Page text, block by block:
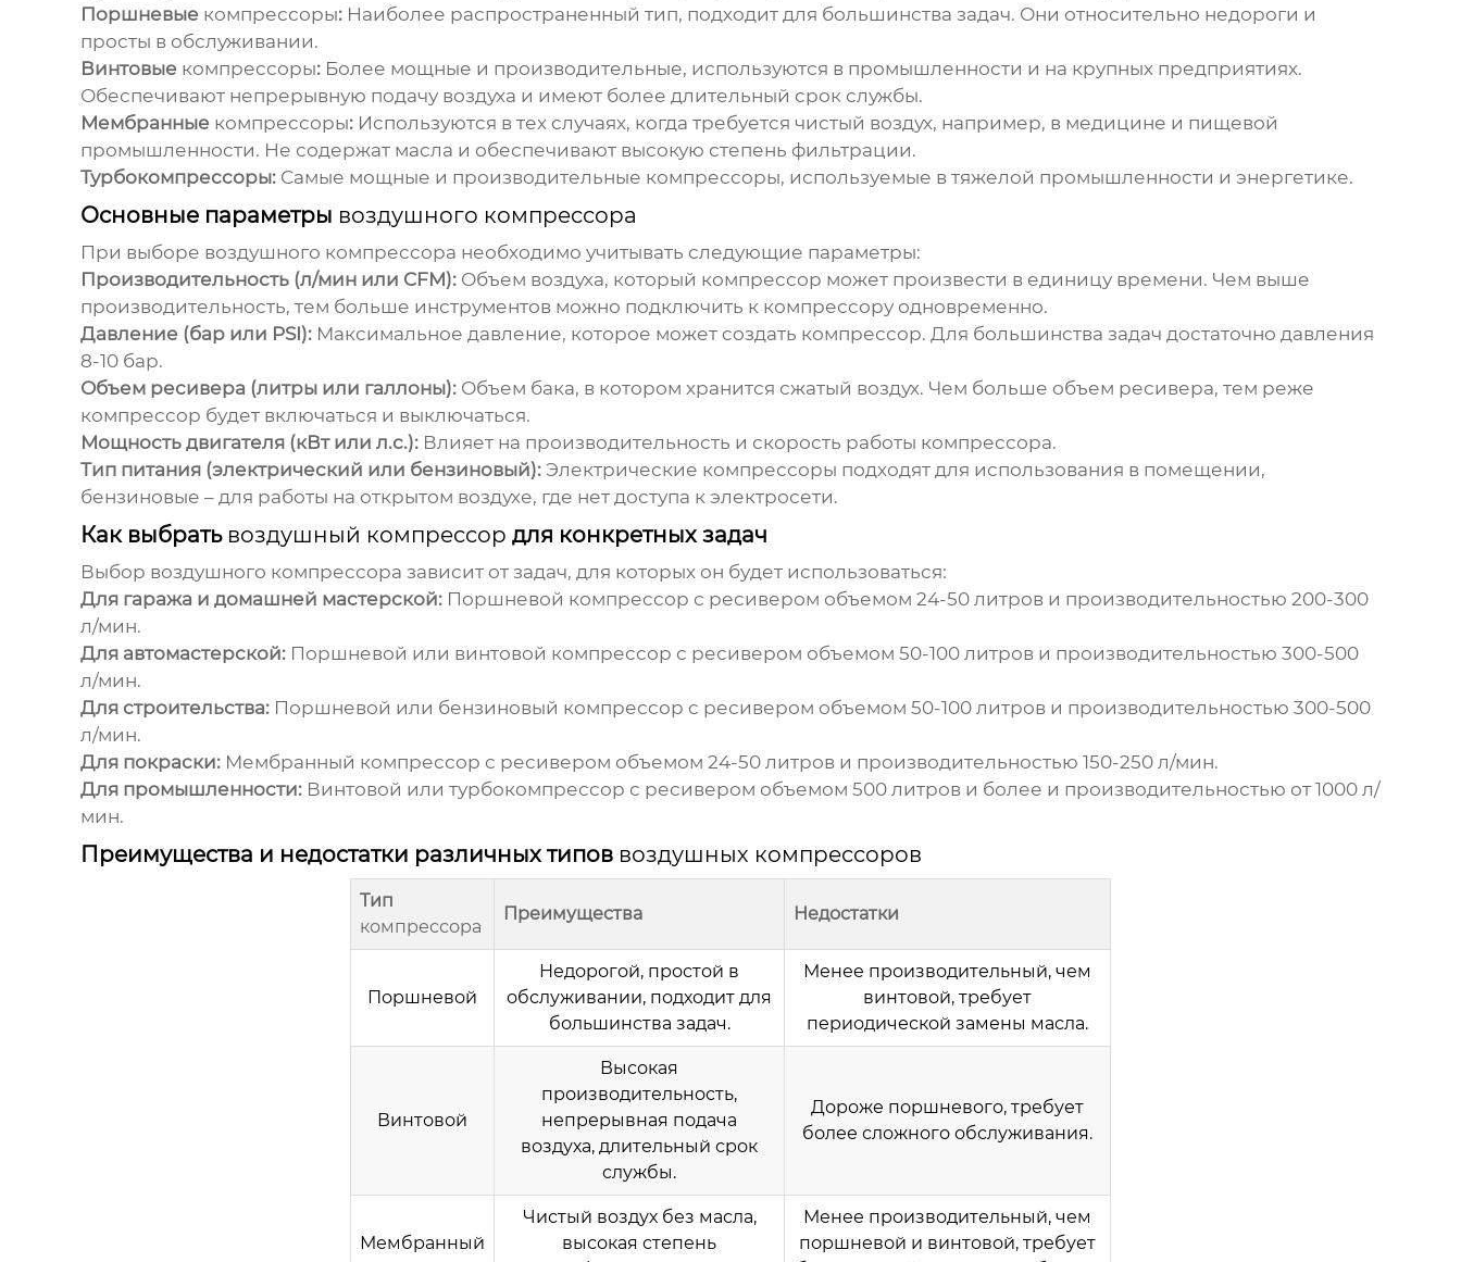
Поршневые компрессоры:Наиболее распространенный тип, подходит для большинства задач. Они относительно недороги и
просты в обслуживании.
Винтовые компрессоры:Более мощные и производительные, используются в промышленности и на крупных предприятиях.
Обеспечивают непрерывную подачу воздуха и имеют более длительный срок службы.
Мембранные компрессоры:Используются в тех случаях, когда требуется чистый воздух, например, в медицине и пищевой
промышленности. Не содержат масла и обеспечивают высокую степень фильтрации.
Турбокомпрессоры:Самые мощные и производительные компрессоры, используемые в тяжелой промышленности и энергетике.
Основные параметры воздушного компрессора
При выборе воздушного компрессора необходимо учитывать следующие параметры:
Производительность (л/мин или CFM):Объем воздуха, который компрессор может произвести в единицу времени. Чем выше
производительность, тем больше инструментов можно подключить к компрессоруодновременно.
Давление (бар или PSI):Максимальное давление, которое может создать компрессор. Для большинства задач достаточно давления
8-10 бар.
Объем ресивера (литры или галлоны):Объем бака, в котором хранится сжатый воздух. Чем больше объем ресивера, тем реже
компрессор будет включаться и выключаться.
Мощность двигателя (кВт или л.с.):Влияет на производительность и скорость работы компрессора.
Тип питания (электрический или бензиновый):Электрические компрессоры подходят для использования в помещении,
бензиновые – для работы на открытом воздухе, где нет доступа к электросети.
Как выбрать воздушный компрессор для конкретных задач
Выбор воздушного компрессора зависит от задач, для которых он будет использоваться:
Для гаража и домашней мастерской:Поршневой компрессор с ресивером объемом 24-50 литров и производительностью 200-300
л/мин.
Для автомастерской:Поршневой или винтовой компрессор с ресивером объемом 50-100 литров и производительностью 300-500
л/мин.
Для строительства:Поршневой или бензиновый компрессор с ресивером объемом 50-100 литров и производительностью 300-500
л/мин.
Для покраски:Мембранный компрессор с ресивером объемом 24-50 литров и производительностью 150-250 л/мин.
Для промышленности:Винтовой или турбокомпрессор с ресивером объемом 500 литров и более и производительностью от 1000 л/
мин.
Преимущества и недостатки различных типов воздушных компрессоров
Тип
компрессора
Преимущества Недостатки
Поршневой
Недорогой, простой в
обслуживании, подходит для
большинства задач.
Менее производительный, чем
винтовой, требует
периодической замены масла.
Винтовой
Высокая
производительность,
непрерывная подача
воздуха, длительный срок
службы.
Дороже поршневого, требует
более сложного обслуживания.
Мембранный
Чистый воздух без масла,
высокая степень
Менее производительный, чем
поршневой и винтовой, требует